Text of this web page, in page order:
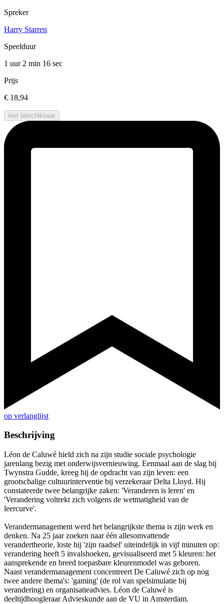
Spreker
Harry Starren
Speelduur
1 uur 2 min 16 sec
Prijs
€ 18,94
niet beschikbaar
op verlanglijst
Beschrijving
Léon de Caluwé hield zich na zijn studie sociale psychologie
jarenlang bezig met onderwijsvernieuwing. Eenmaal aan de slag bij
Twynstra Gudde, kreeg hij de opdracht van zijn leven: een
grootschalige cultuurinterventie bij verzekeraar Delta Lloyd. Hij
constateerde twee belangrijke zaken: 'Veranderen is leren' en
'Verandering voltrekt zich volgens de wetmatigheid van de
leercurve'.
Verandermanagement werd het belangrijkste thema is zijn werk en
denken. Na 25 jaar zoeken naar één allesomvattende
verandertheorie, loste hij 'zijn raadsel' uiteindelijk in vijf minuten op:
verandering heeft 5 invalshoeken, gevisualiseerd met 5 kleuren: het
aansprekende en breed toepasbare kleurenmodel was geboren.
Naast verandermanagement concentreert De Caluwé zich op nog
twee andere thema's: 'gaming' (de rol van spelsimulatie bij
verandering) en organisatieadvies. Léon de Caluwé is
deeltijdhoogleraar Advieskunde aan de VU in Amsterdam.